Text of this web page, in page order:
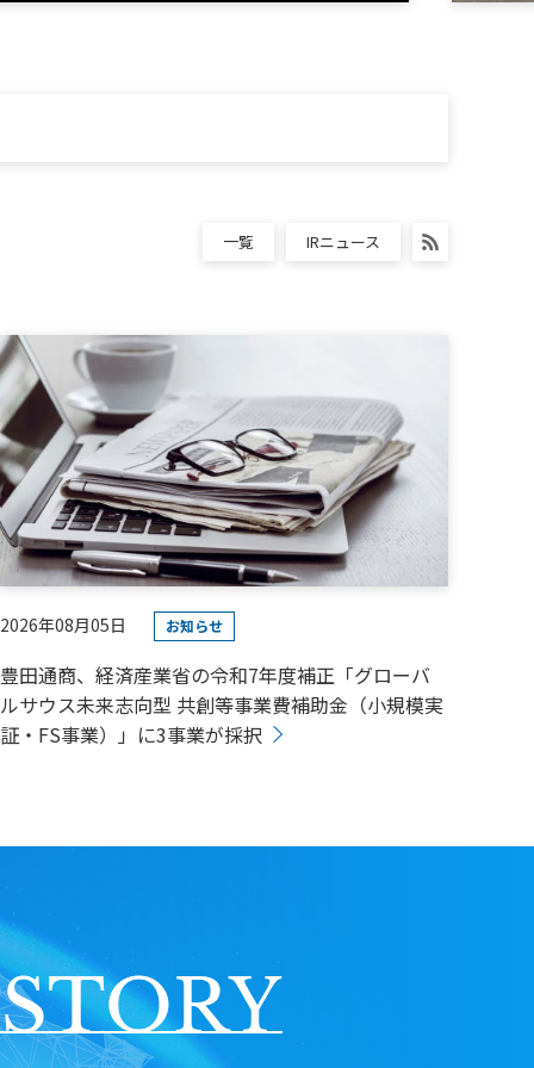
一覧 IRニュース
2026年08月05日 お知らせ
豊田通商、経済産業省の令和7年度補正「グローバ
ルサウス未来志向型 共創等事業費補助金（小規模実
証・FS事業）」に3事業が採択